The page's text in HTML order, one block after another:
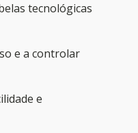
tecnológicas
e a controlar
e